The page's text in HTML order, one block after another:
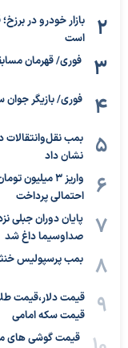
بازار خودرو در
است
فوری/ قهرمان
فوری/ بازیگر
بمب نقل‌وانتقالات
نشان داد
واریز ۳
احتمالی پرداخت
پایان دوران جبلی
صداوسیما داغ شد
بمب پرسپولیس
قیمت سکه امامی
قیمت گوشی های